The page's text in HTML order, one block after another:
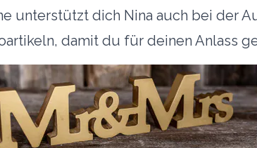
unterstützt dich Nina auch bei der
damit du für deinen Anlass